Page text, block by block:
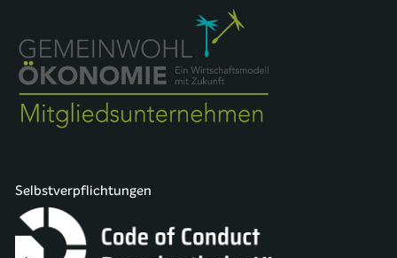
Selbstverpflichtungen